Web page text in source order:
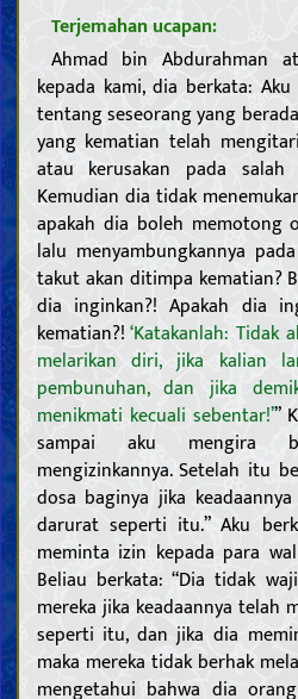
Terjemahan ucapan:
Ahmad bin Abdurahman
kepada kami, dia berkata:
tentang seseorang yang
yang kematian telah
atau kerusakan pada
Kemudian dia tidak
apakah dia boleh memotong
lalu menyambungkannya
takut akan ditimpa kematian?
dia inginkan?! Apakah dia
kematian?!‘Katakanlah: Tidak
melarikan diri, jika kalian
pembunuhan, dan jika
menikmati kecuali sebentar!’”
sampai aku mengira
mengizinkannya. Setelah itu
dosa baginya jika
darurat seperti itu.” Aku
meminta izin kepada para
Beliau berkata: “Dia tidak
mereka jika keadaannya telah
seperti itu, dan jika dia
maka mereka tidak berhak
mengetahui bahwa dia